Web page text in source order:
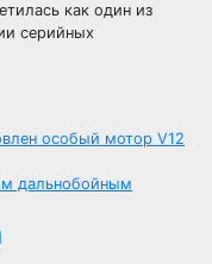
как один из
серийных
особый мотор V12
дальнобойным